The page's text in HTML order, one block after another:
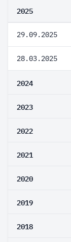
2025
29.09.2025
28.03.2025
2024
2023
2022
2021
2020
2019
2018